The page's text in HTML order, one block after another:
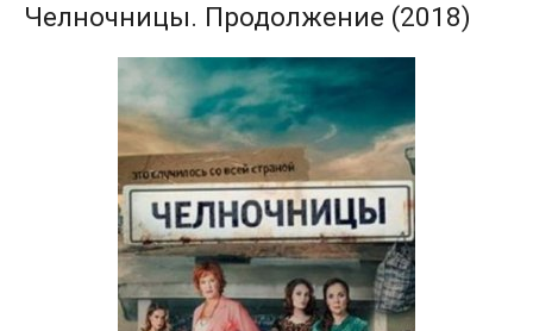
Челночницы. Продолжение (2018)